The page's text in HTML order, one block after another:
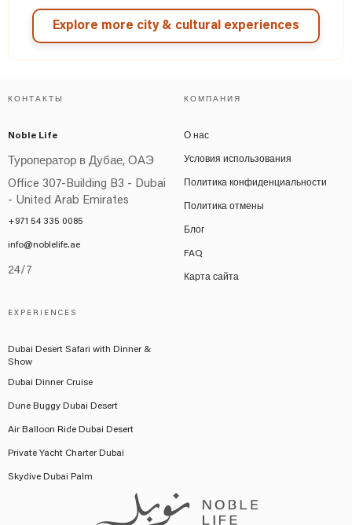
Explore more city & cultural experiences
КОНТАКТЫ
Noble Life
Туроператор в Дубае, ОАЭ
Office 307-Building B3 - Dubai
- United Arab Emirates
+971 54 335 0085
info@noblelife.ae
24/7
КОМПАНИЯ
О нас
Условия использования
Политика конфиденциальности
Политика отмены
Блог
FAQ
Карта сайта
EXPERIENCES
Dubai Desert Safari with Dinner &
Show
Dubai Dinner Cruise
Dune Buggy Dubai Desert
Air Balloon Ride Dubai Desert
Private Yacht Charter Dubai
Skydive Dubai Palm